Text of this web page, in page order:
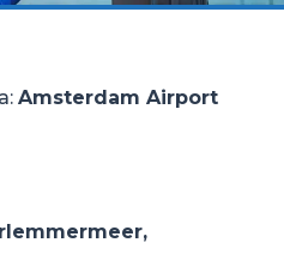
: Amsterdam Airport